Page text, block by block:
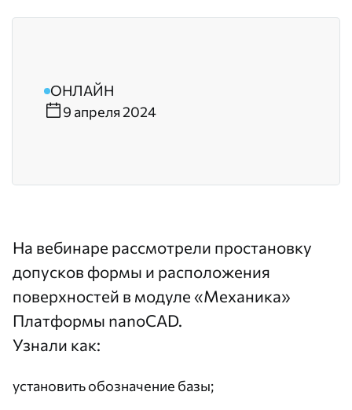
ОНЛАЙН
9 апреля 2024
На вебинаре рассмотрели простановку
допусков формы и расположения
поверхностей в модуле «Механика»
Платформы nanoCAD.
Узнали как:
установить обозначение базы;